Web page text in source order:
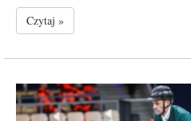
Czytaj »